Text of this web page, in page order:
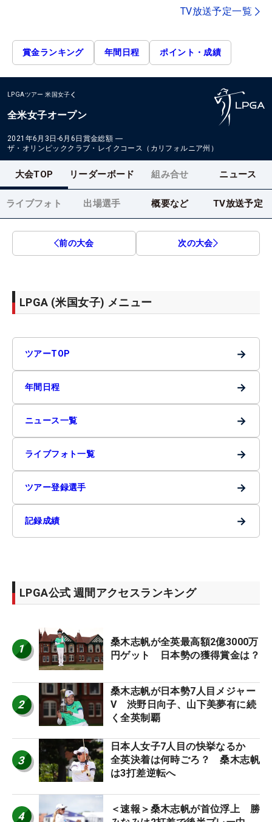
TV放送予定一覧
賞金ランキング 年間日程 ポイント・成績
LPGAツアー 米国女子
全米女子オープン
2021年6月3日-6月6日 賞金総額 ―
ザ・オリンピッククラブ・レイクコース（カリフォルニア州）
大会TOP リーダーボード 組み合せ ニュース
ライブフォト 出場選手 概要など TV放送予定
前の大会 次の大会
LPGA (米国女子) メニュー
ツアーTOP →
年間日程 →
ニュース一覧 →
ライブフォト一覧 →
ツアー登録選手 →
記録成績 →
LPGA公式 週間アクセスランキング
1
桑木志帆が全英最高額2億3000万
円ゲット 日本勢の獲得賞金は？
2
桑木志帆が日本勢7人目メジャー
V 渋野日向子、山下美夢有に続
く全英制覇
3
日本人女子7人目の快挙なるか
全英決着は何時ごろ？ 桑木志帆
は3打差逆転へ
4
＜速報＞桑木志帆が首位浮上 勝